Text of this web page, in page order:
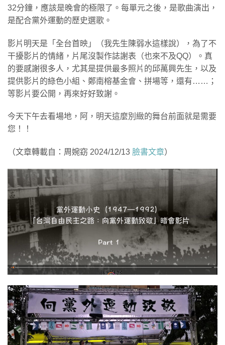
32分鐘，應該是晚會的極限了。每單元之後，是歌曲演出，
是配合黨外運動的歷史選歌。
影片明天是「全台首映」（我先生陳弱水這樣說），為了不
干擾影片的情緒，片尾沒製作誌謝表（也來不及QQ）。真
的要感謝很多人，尤其是提供最多照片的邱萬興先生，以及
提供影片的綠色小組、鄭南榕基金會、拼場等，還有……；
等影片要公開，再來好好致謝。
今天下午去看場地，阿，明天這麼別緻的舞台前面就是需要
您！！
（文章轉載自：周婉窈 2024/12/13 臉書文章）